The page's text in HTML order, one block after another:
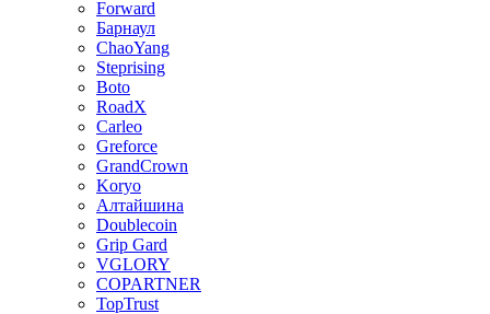
Forward
Барнаул
ChaoYang
Steprising
Boto
RoadX
Carleo
Greforce
GrandCrown
Koryo
Алтайшина
Doublecoin
Grip Gard
VGLORY
COPARTNER
TopTrust